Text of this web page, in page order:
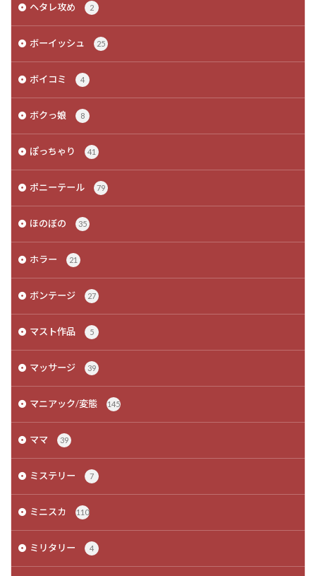
ヘタレ攻め 2
ボーイッシュ 25
ボイコミ 4
ボクっ娘 8
ぽっちゃり 41
ポニーテール 79
ほのぼの 35
ホラー 21
ボンテージ 27
マスト作品 5
マッサージ 39
マニアック/変態 145
ママ 39
ミステリー 7
ミニスカ 110
ミリタリー 4